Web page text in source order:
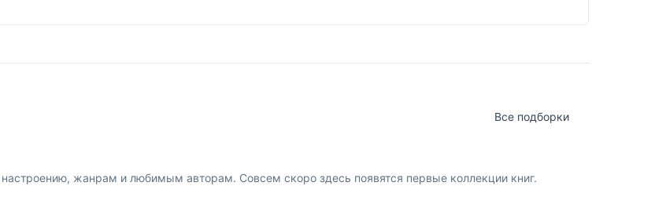
Все подборки
жанрам и любимым авторам. Совсем скоро здесь появятся первые коллекции книг.